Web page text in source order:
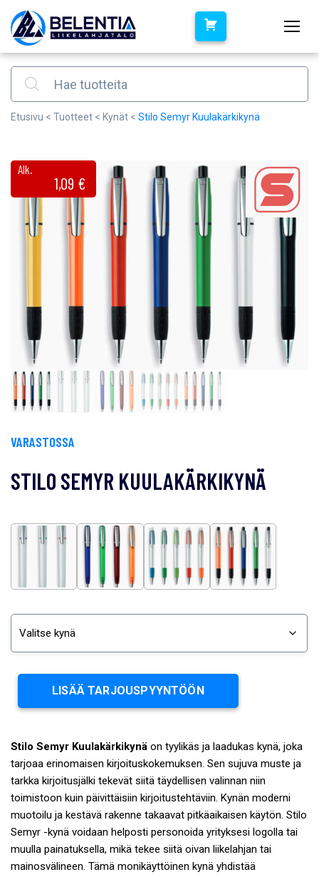
Products search
Etusivu < Tuotteet < Kynät < Stilo Semyr Kuulakärkikynä
Alk.
1,09 €
VARASTOSSA
STILO SEMYR KUULAKÄRKIKYNÄ
Stilo Semyr Kuulakärkikynä on tyylikäs ja laadukas kynä, joka
tarjoaa erinomaisen kirjoituskokemuksen. Sen sujuva muste ja
tarkka kirjoitusjälki tekevät siitä täydellisen valinnan niin
toimistoon kuin päivittäisiin kirjoitustehtäviin. Kynän moderni
muotoilu ja kestävä rakenne takaavat pitkäaikaisen käytön. Stilo
Semyr -kynä voidaan helposti personoida yrityksesi logolla tai
muulla painatuksella, mikä tekee siitä oivan liikelahjan tai
mainosvälineen. Tämä monikäyttöinen kynä yhdistää
LISÄÄ TARJOUSPYYNTÖÖN